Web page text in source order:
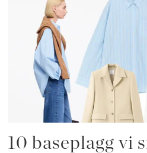
10 baseplagg vi